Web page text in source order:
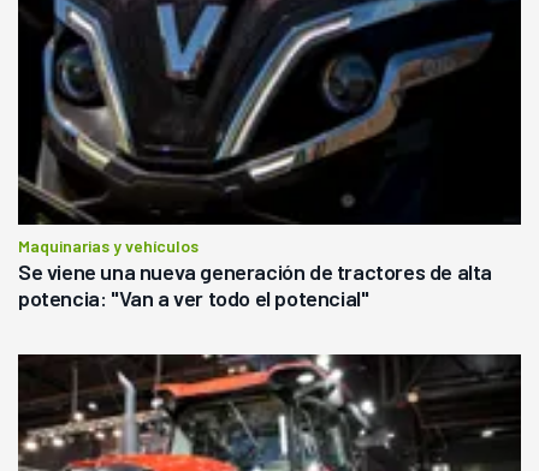
Maquinarias y vehículos
Se viene una nueva generación de tractores de alta
potencia: "Van a ver todo el potencial"